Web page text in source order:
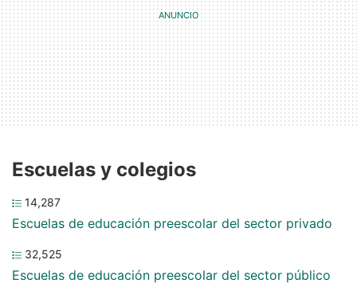
Escuelas y colegios
14,287
Escuelas de educación preescolar del sector privado
32,525
Escuelas de educación preescolar del sector público